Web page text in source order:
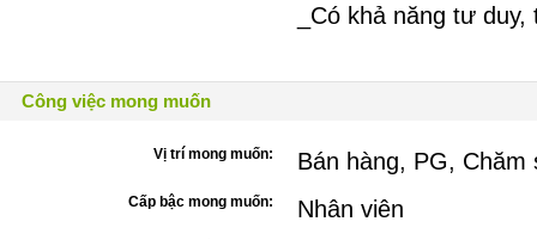
_Có khả năng tư
Công việc mong muốn
Vị trí mong muốn: Bán hàng, PG, Chăm
Cấp bậc mong muốn: Nhân viên